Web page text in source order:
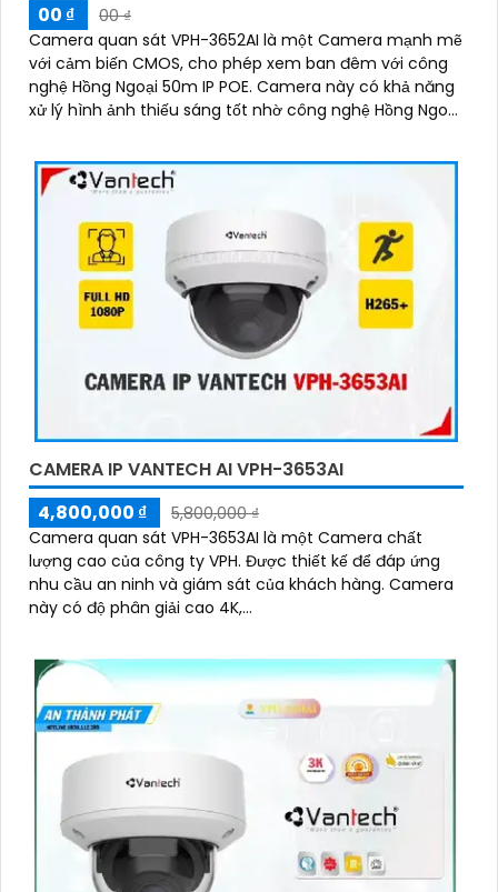
00 ₫
00 ₫
Camera quan sát VPH-3652AI là một Camera mạnh mẽ
với cảm biến CMOS, cho phép xem ban đêm với công
nghệ Hồng Ngoại 50m IP POE. Camera này có khả năng
xử lý hình ảnh thiếu sáng tốt nhờ công nghệ Hồng Ngoại
CAMERA IP VANTECH AI VPH-3653AI
4,800,000 ₫
5,800,000 ₫
Camera quan sát VPH-3653AI là một Camera chất
lượng cao của công ty VPH. Được thiết kế để đáp ứng
nhu cầu an ninh và giám sát của khách hàng. Camera
này có độ phân giải cao 4K,...